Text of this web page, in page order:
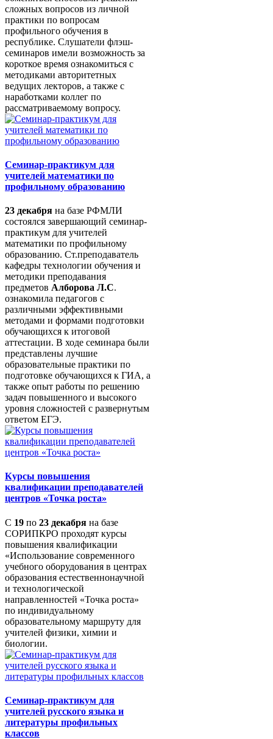
сложных вопросов из личной
практики по вопросам
профильного обучения в
республике. Слушатели флэш-
семинаров имели возможность за
короткое время ознакомиться с
методиками авторитетных
ведущих лекторов, а также с
наработками коллег по
рассматриваемому вопросу.
Семинар-практикум для
учителей математики по
профильному образованию
23 декабря на базе РФМЛИ
состоялся завершающий семинар-
практикум для учителей
математики по профильному
образованию. Ст.преподаватель
кафедры технологии обучения и
методики преподавания
предметов Алборова Л.С.
ознакомила педагогов с
различными эффективными
методами и формами подготовки
обучающихся к итоговой
аттестации. В ходе семинара были
представлены лучшие
образовательные практики по
подготовке обучающихся к ГИА, а
также опыт работы по решению
задач повышенного и высокого
уровня сложностей с развернутым
ответом ЕГЭ.
Курсы повышения
квалификации преподавателей
центров «Точка роста»
С 19 по 23 декабря на базе
СОРИПКРО проходят курсы
повышения квалификации
«Использование современного
учебного оборудования в центрах
образования естественнонаучной
и технологической
направленностей «Точка роста»
по индивидуальному
образовательному маршруту для
учителей физики, химии и
биологии.
Семинар-практикум для
учителей русского языка и
литературы профильных
классов